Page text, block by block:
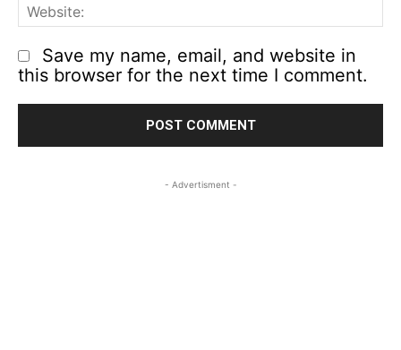
Save my name, email, and website in
this browser for the next time I comment.
- Advertisment -